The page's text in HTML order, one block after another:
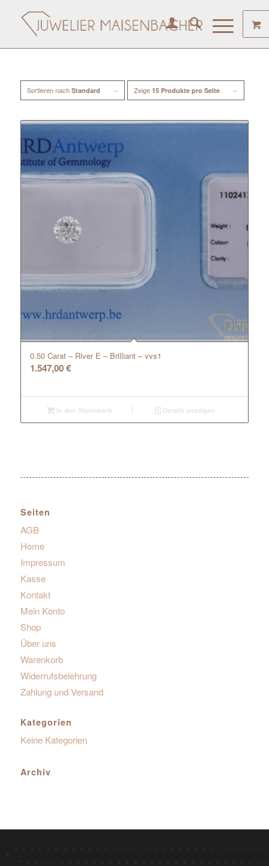
Sortieren nach Standard Zeige 15 Produkte pro Seite
0.50 Carat – River E – Brilliant – vvs1
1.547,00€
In den Warenkorb Details anzeigen
Seiten
AGB
Home
Impressum
Kasse
Kontakt
Mein Konto
Shop
Über uns
Warenkorb
Widerrufsbelehrung
Zahlung und Versand
Kategorien
Keine Kategorien
Archiv